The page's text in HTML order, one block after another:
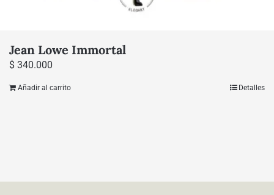
Jean Lowe Immortal
$ 340.000
Añadir al carrito Detalles